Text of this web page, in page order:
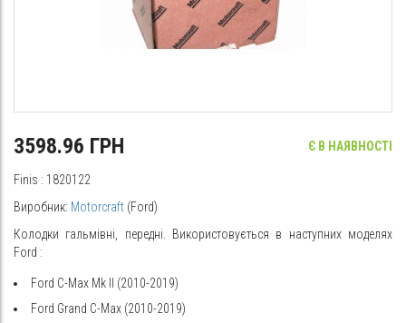
3598.96 ГРН Є В НАЯВНОСТІ
Finis : 1820122
Виробник: Motorcraft (Ford)
Колодки гальмівні, передні. Використовується в наступних моделях
Ford :
Ford C-Max Mk II (2010-2019)
Ford Grand C-Max (2010-2019)